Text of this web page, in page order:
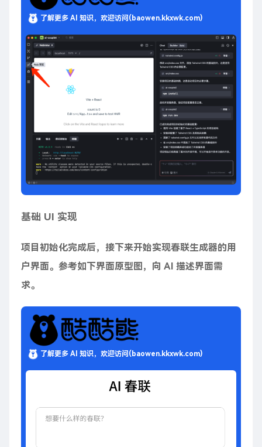
了解更多 AI 知识，欢迎访问(baowen.kkxwk.com)
基础 UI 实现
项目初始化完成后，接下来开始实现春联生成器的用
户界面。参考如下界面原型图，向 AI 描述界面需
求。
了解更多 AI 知识，欢迎访问(baowen.kkxwk.com)